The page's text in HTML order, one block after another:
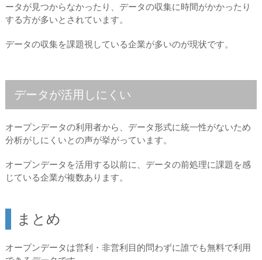
ータが見つからなかったり、データの収集に時間がかかったり
する方が多いとされています。
データの収集を課題視している企業が多いのが現状です。
データが活用しにくい
オープンデータの利用者から、データ形式に統一性がないため
分析がしにくいとの声が挙がっています。
オープンデータを活用する以前に、データの前処理に課題を感
じている企業が複数あります。
まとめ
オープンデータは営利・非営利目的問わずに誰でも無料で利用